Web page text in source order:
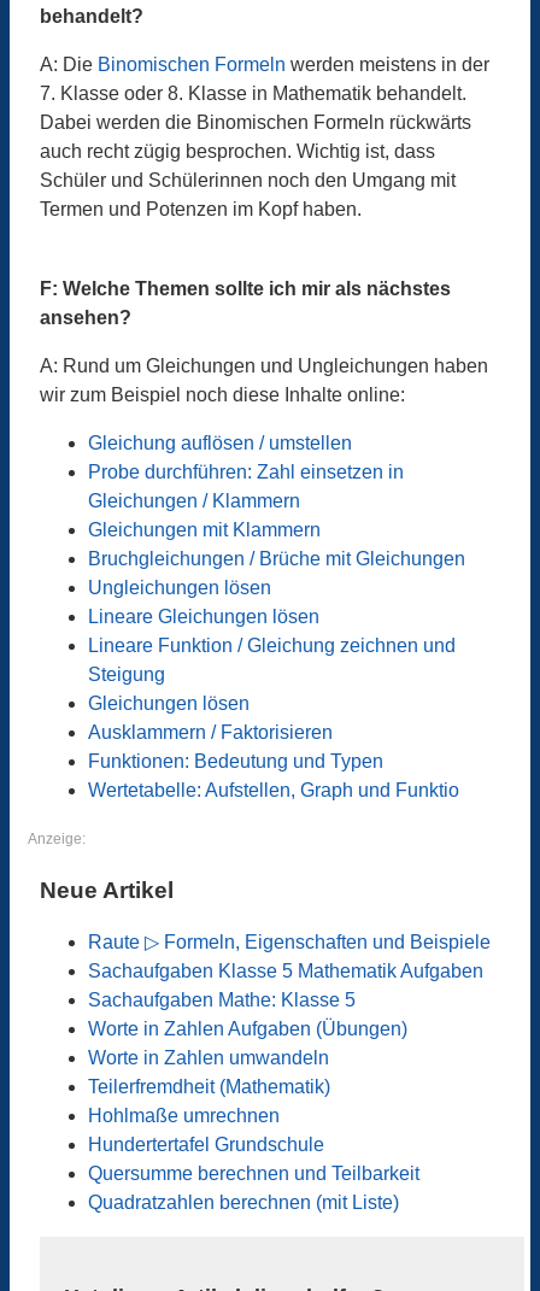
behandelt?
A: Die Binomischen Formeln werden meistens in der
7. Klasse oder 8. Klasse in Mathematik behandelt.
Dabei werden die Binomischen Formeln rückwärts
auch recht zügig besprochen. Wichtig ist, dass
Schüler und Schülerinnen noch den Umgang mit
Termen und Potenzen im Kopf haben.
F: Welche Themen sollte ich mir als nächstes
ansehen?
A: Rund um Gleichungen und Ungleichungen haben
wir zum Beispiel noch diese Inhalte online:
Gleichung auflösen / umstellen
Probe durchführen: Zahl einsetzen in
Gleichungen / Klammern
Gleichungen mit Klammern
Bruchgleichungen / Brüche mit Gleichungen
Ungleichungen lösen
Lineare Gleichungen lösen
Lineare Funktion / Gleichung zeichnen und
Steigung
Gleichungen lösen
Ausklammern / Faktorisieren
Funktionen: Bedeutung und Typen
Wertetabelle: Aufstellen, Graph und Funktio
Anzeige:
Neue Artikel
Raute ▷ Formeln, Eigenschaften und Beispiele
Sachaufgaben Klasse 5 Mathematik Aufgaben
Sachaufgaben Mathe: Klasse 5
Worte in Zahlen Aufgaben (Übungen)
Worte in Zahlen umwandeln
Teilerfremdheit (Mathematik)
Hohlmaße umrechnen
Hundertertafel Grundschule
Quersumme berechnen und Teilbarkeit
Quadratzahlen berechnen (mit Liste)